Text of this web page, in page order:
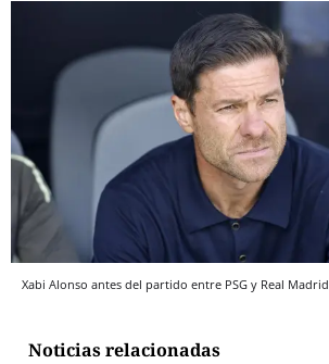
Xabi Alonso antes del partido entre PSG y Real Madrid
Noticias relacionadas